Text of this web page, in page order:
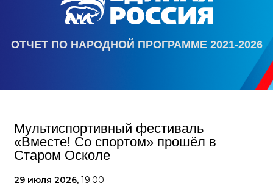
ОТЧЕТ ПО НАРОДНОЙ ПРОГРАММЕ 2021-2026
Мультиспортивный фестиваль
«Вместе! Со спортом» прошёл в
Старом Осколе
29 июля 2026, 19:00